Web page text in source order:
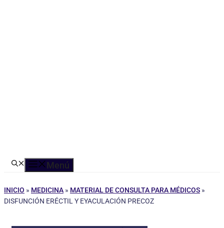
Menú
INICIO » MEDICINA » MATERIAL DE CONSULTA PARA MÉDICOS »
DISFUNCIÓN ERÉCTIL Y EYACULACIÓN PRECOZ